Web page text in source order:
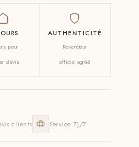
pour
d'avis
AUTHENTICITÉ
Revendeur
officiel agréé
clients
Service 7j/7